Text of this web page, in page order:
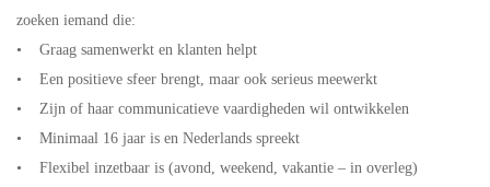
zoeken iemand die:
• Graag samenwerkt en klanten helpt
• Een positieve sfeer brengt, maar ook serieus meewerkt
• Zijn of haar communicatieve vaardigheden wil ontwikkelen
• Minimaal 16 jaar is en Nederlands spreekt
• Flexibel inzetbaar is (avond, weekend, vakantie – in overleg)